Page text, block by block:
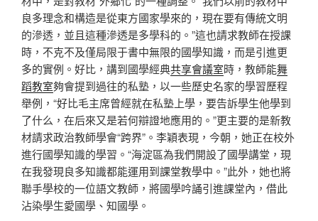
良多理念和構造是從東方國家學來的，現在要有傳統文明
的滲透，並且這種滲透是多學科的。”這也請求教師在授課
時，不克不及僅局限于書中無限的國學知識，而是引進更
多的實例。好比，講到國學經典共享會議室時，教師能舞
蹈教室夠會提到過往的私塾，以一些歷史名家的學習歷程
舉例，“好比毛主席曾經就在私塾上學，要告訴學生他學到
了什么，在后來又是若何辯證地應用的。”更主要的是新教
材請求政治教師學會“跨界”。李穎表現，今朝，她正在校外
進行國學知識的學習。“海淀區為我們開設了國學講堂，現
在我發現良多知識都能運用到課堂教學中。”此外，她也將
聯手學校的一位語文教師，將國學吟誦引進課堂內，借此
沾染學生愛國學、知國學。